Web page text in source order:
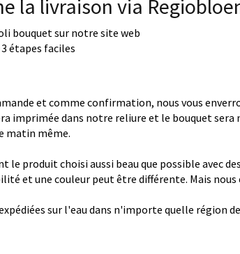
la livraison via
bouquet sur notre site web
étapes faciles
et comme confirmation, nous vous
imprimée dans notre reliure et le bouquet
matin même.
le produit choisi aussi beau que possible avec
et une couleur peut être différente. Mais
sur l'eau dans n'importe quelle région